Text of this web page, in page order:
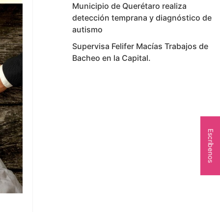
Municipio de Querétaro realiza
detección temprana y diagnóstico de
autismo
Supervisa Felifer Macías Trabajos de
Bacheo en la Capital.
Escríbenos